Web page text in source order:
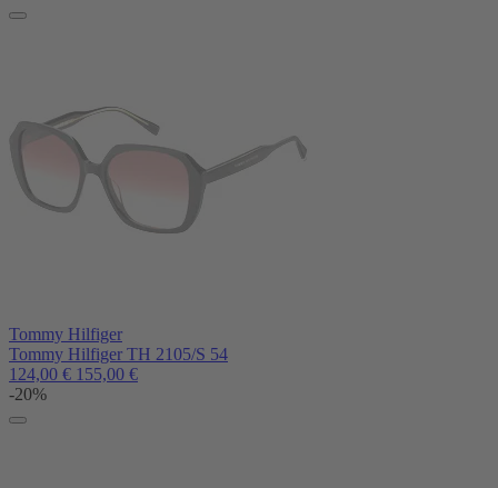
Tommy Hilfiger
Tommy Hilfiger TH 2105/S 54
124,00 € 155,00 €
-20%